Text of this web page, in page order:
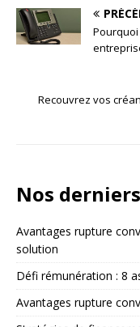
Recouvrez vos
Nos
Avantages rupture
solution
Défi rémunération : 8
Avantages rupture